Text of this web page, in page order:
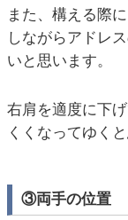
また、構える際
しながらアドレ
いと思います。
右肩を適度に下
くくなってゆくと
③両手の位置